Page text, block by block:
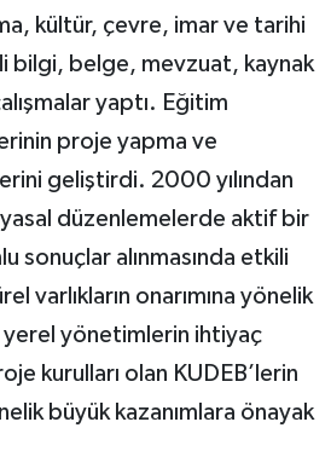
kültür, çevre, imar ve tarihi
bilgi, belge, mevzuat, kaynak
yaptı. Eğitim
proje yapma ve
geliştirdi. 2000 yılından
düzenlemelerde aktif bir
sonuçlar alınmasında etkili
varlıkların onarımına yönelik
yerel yönetimlerin ihtiyaç
kurulları olan KUDEB’lerin
büyük kazanımlara önayak